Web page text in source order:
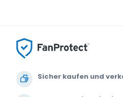
Sicher kaufen und